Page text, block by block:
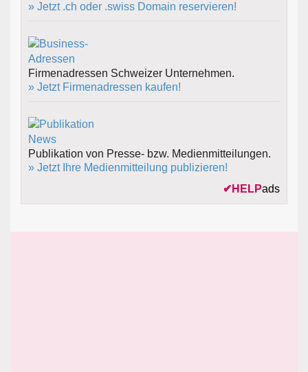
» Jetzt .ch oder .swiss Domain reservieren!
Firmenadressen Schweizer Unternehmen.
» Jetzt Firmenadressen kaufen!
Publikation von Presse- bzw. Medienmitteilungen.
» Jetzt Ihre Medienmitteilung publizieren!
✔ HELPads